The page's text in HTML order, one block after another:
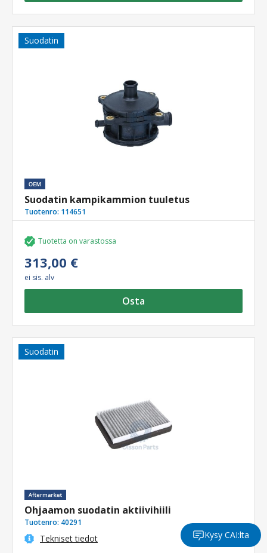
Suodatin
Suodatin kampikammion tuuletus
Tuotenro: 114651
Tuotetta on varastossa
313,00 €
ei sis. alv
Osta
Suodatin
Ohjaamon suodatin aktiivihiili
Tuotenro: 40291
Tekniset tiedot
Kysy CAI:lta